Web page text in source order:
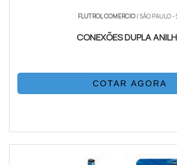
FLUTROL COMERCIO/ SÃO PAULO -
CONEXÕES DUPLA
COTAR AGORA